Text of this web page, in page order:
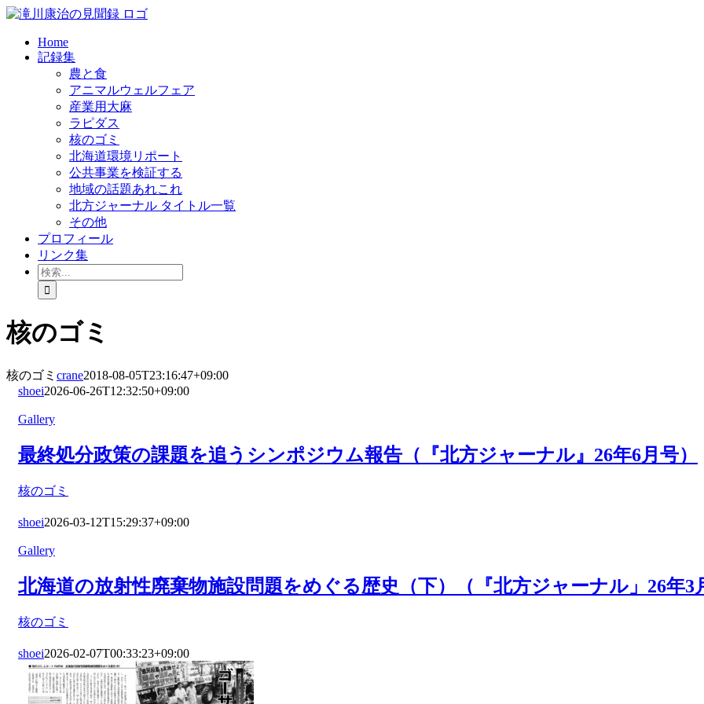
Skip
contentHome
記録集
農と食
アニマルウェルフェア
産業用大麻
ラピダス
核のゴミ
北海道環境リポート
公共事業を検証する
地域の話題あれこれ
北方ジャーナル タイトル一覧
その他
プロフィール
リンク集
検
索
…
核のゴミ
核のゴミ crane2018-08-05T23:16:47+09:00
shoei2026-06-26T12:32:50+09:00
Gallery
最終処分政策の課題を追うシンポジウム報告（『北方ジャーナル』26年6月号）
核のゴミ
shoei2026-03-12T15:29:37+09:00
Gallery
北海道の放射性廃棄物施設問題をめぐる歴史（下）（『北方ジャーナル」26年3
核のゴミ
shoei2026-02-07T00:33:23+09:00